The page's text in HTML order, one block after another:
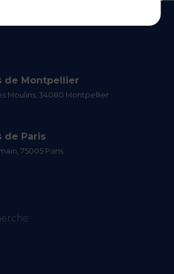
de Montpellier
Moulins, 34080 Montpellier
de Paris
75005 Paris